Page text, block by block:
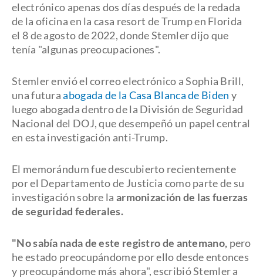
electrónico apenas dos días después de la redada
de la oficina en la casa resort de Trump en Florida
el 8 de agosto de 2022, donde Stemler dijo que
tenía "algunas preocupaciones".
Stemler envió el correo electrónico a Sophia Brill,
una futuraabogada de la Casa Blanca de Biden y
luego abogada dentro de la División de Seguridad
Nacional del DOJ, que desempeñó un papel central
en esta investigación anti-Trump.
El memorándum fue descubierto recientemente
por el Departamento de Justicia como parte de su
investigación sobre la armonización de las fuerzas
de seguridad federales.
"No sabía nada de este registro de antemano, pero
he estado preocupándome por ello desde entonces
y preocupándome más ahora", escribió Stemler a